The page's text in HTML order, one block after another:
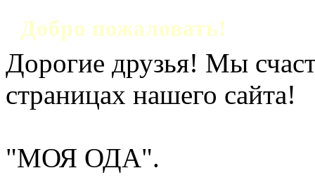
Добро пожаловать!
Дорогие друзья! Мы
страницах нашего сайта!
"МОЯ ОДА".